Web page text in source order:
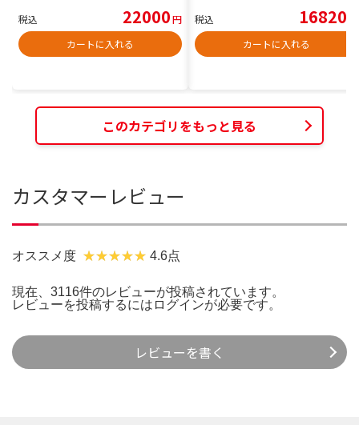
税込 22000円
カートに入れる
税込 16820
カートに入れる
このカテゴリをもっと見る
カスタマーレビュー
オススメ度 4.6点
現在、3116件のレビューが投稿されています。
レビューを投稿するには ログインが必要です。
レビューを書く